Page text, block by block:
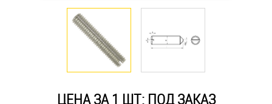
Оснастка и аксессуары для яхт
Саморезы и шурупы
ЦЕНА ЗА 1 ШТ: ПОД ЗАКАЗ